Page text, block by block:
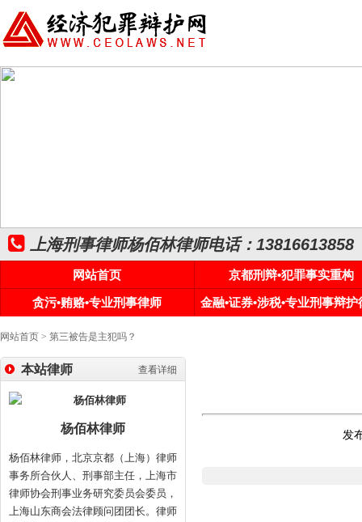
上海刑事律师杨佰林律师电话：13816613858
网站首页
京都刑辩•犯罪事实重构
贪污•贿赂•专业刑事律师
金融•证券•涉税•专业刑事辩护
网站首页 > 第三被告是主犯吗？
查看详细
本站律师
杨佰林律师
杨佰林律师，北京京都（上海）律师
事务所合伙人、刑事部主任，上海市
律师协会刑事业务研究委员会委员，
上海山东商会法律顾问团团长。律师
发